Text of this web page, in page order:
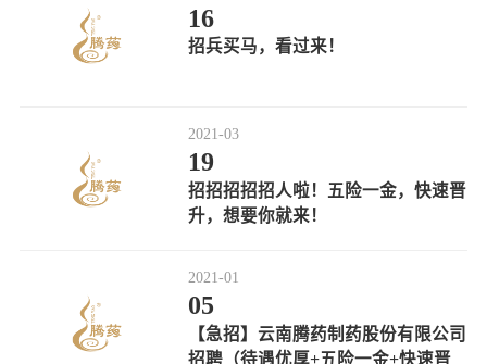
16
招兵买马，看过来！
2021-03
19
招招招招招人啦！五险一金，快速晋
升，想要你就来！
2021-01
05
【急招】云南腾药制药股份有限公司
招聘（待遇优厚+五险一金+快速晋